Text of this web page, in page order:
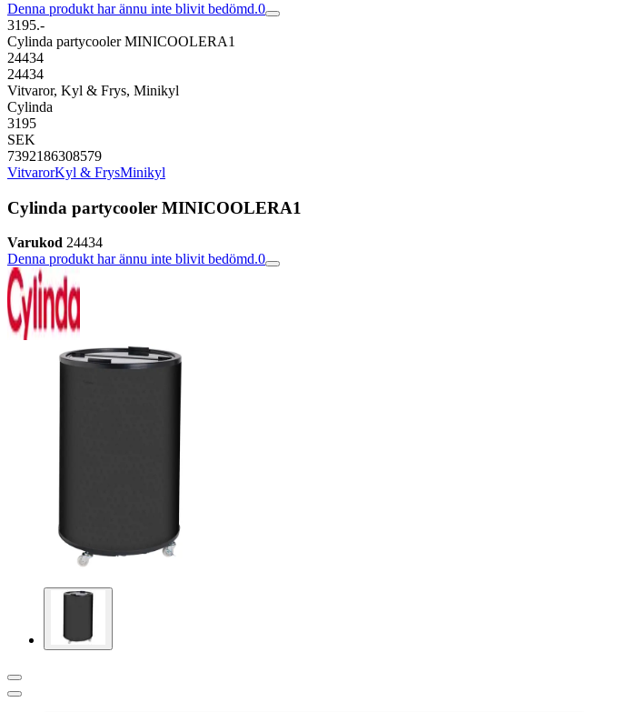
Denna produkt har ännu inte blivit bedömd.0
3195.-
Cylinda partycooler MINICOOLERA1
24434
24434
Vitvaror, Kyl & Frys, Minikyl
Cylinda
3195
SEK
7392186308579
VitvarorKyl & FrysMinikyl
Cylinda partycooler MINICOOLERA1
Varukod 24434
Denna produkt har ännu inte blivit bedömd.0